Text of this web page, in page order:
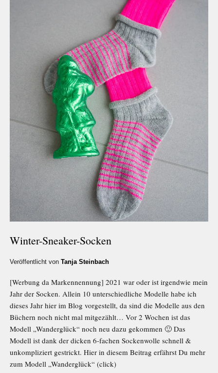
Winter-Sneaker-Socken
Veröffentlicht von Tanja Steinbach
[Werbung da Markennennung] 2021 war oder ist irgendwie mein
Jahr der Socken. Allein 10 unterschiedliche Modelle habe ich
dieses Jahr hier im Blog vorgestellt, da sind die Modelle aus den
Büchern noch nicht mal mitgezählt… Vor 2 Wochen ist das
Modell „Wanderglück“ noch neu dazu gekommen 🙂 Das
Modell ist dank der dicken 6-fachen Sockenwolle schnell &
unkompliziert gestrickt. Hier in diesem Beitrag erfährst Du mehr
zum Modell „Wanderglück“ (click)